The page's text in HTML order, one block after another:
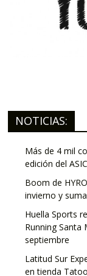
NOTICIAS:
Más de 4 mil
edición del
Boom de
invierno y
Huella Sports
Running
septiembre
Latitud Sur
en tienda